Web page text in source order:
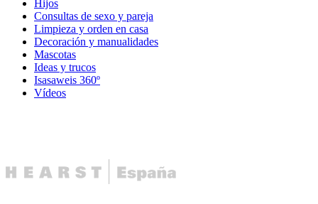
Hijos
Consultas de sexo y pareja
Limpieza y orden en casa
Decoración y manualidades
Mascotas
Ideas y trucos
Isasaweis 360º
Vídeos